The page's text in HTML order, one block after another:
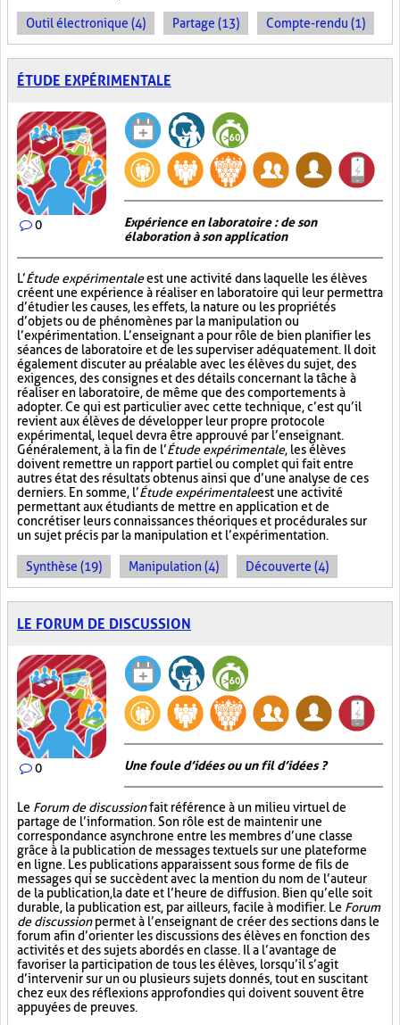
Outil électronique (4) Partage (13) Compte-rendu (1)
ÉTUDE EXPÉRIMENTALE
0
Expérience en laboratoire : de son
élaboration à son application
L’Étude expérimentaleest une activité dans laquelle les élèves
créent une expérience à réaliser en laboratoire qui leur permettra
d’étudier les causes, les effets, la nature ou les propriétés
d’objets ou de phénomènes par la manipulation ou
l’expérimentation. L’enseignant a pour rôle de bien planifier les
séances de laboratoire et de les superviser adéquatement. Il doit
également discuter au préalable avec les élèves du sujet, des
exigences, des consignes et des détails concernant la tâche à
réaliser en laboratoire, de même que des comportements à
adopter. Ce qui est particulier avec cette technique, c’est qu’il
revient aux élèves de développer leur propre protocole
expérimental, lequel devra être approuvé par l’enseignant.
Généralement, à la fin de l’Étude expérimentale, les élèves
doivent remettre un rapport partiel ou complet qui fait entre
autres état des résultats obtenus ainsi que d’une analyse de ces
derniers. En somme, l’Étude expérimentaleest une activité
permettant aux étudiants de mettre en application et de
concrétiser leurs connaissances théoriques et procédurales sur
un sujet précis par la manipulation et l’expérimentation.
Synthèse (19) Manipulation (4) Découverte (4)
LE FORUM DE DISCUSSION
0 Une foule d’idées ou un fil d’idées ?
Le Forum de discussionfait référence à un milieu virtuel de
partage de l’information. Son rôle est de maintenir une
correspondance asynchrone entre les membres d’une classe
grâce à la publication de messages textuels sur une plateforme
en ligne. Les publications apparaissent sous forme de fils de
messages qui se succèdent avec la mention du nom de l’auteur
de la publication, la date et l’heure de diffusion. Bien qu’elle soit
durable, la publication est, par ailleurs, facile à modifier. Le Forum
de discussionpermet à l’enseignant de créer des sections dans le
forum afin d’orienter les discussions des élèves en fonction des
activités et des sujets abordés en classe. Il a l’avantage de
favoriser la participation de tous les élèves, lorsqu’il s’agit
d’intervenir sur un ou plusieurs sujets donnés, tout en suscitant
chez eux des réflexions approfondies qui doivent souvent être
appuyées de preuves.